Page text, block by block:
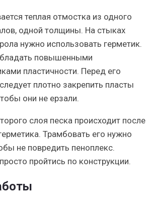
теплая отмостка из одного
одной толщины. На стыках
нужно использовать герметик.
повышенными
пластичности. Перед его
плотно закрепить пласты
они не ерзали.
слоя песка происходит после
Трамбовать его нужно
не повредить пеноплекс.
пройтись по конструкции.